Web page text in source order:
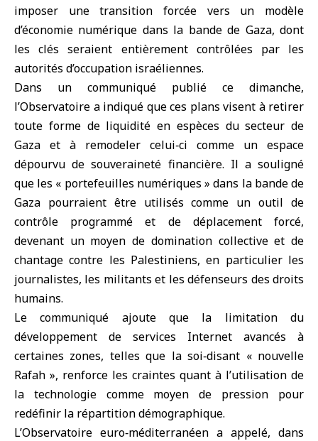
imposer une transition forcée vers un modèle
d’économie numérique dans la bande de Gaza, dont
les clés seraient entièrement contrôlées par les
autorités d’occupation israéliennes.
Dans un communiqué publié ce dimanche,
l’Observatoire a indiqué que ces plans visent à retirer
toute forme de liquidité en espèces du secteur de
Gaza et à remodeler celui‑ci comme un espace
dépourvu de souveraineté financière. Il a souligné
que les « portefeuilles numériques » dans la bande de
Gaza pourraient être utilisés comme un outil de
contrôle programmé et de déplacement forcé,
devenant un moyen de domination collective et de
chantage contre les Palestiniens, en particulier les
journalistes, les militants et les défenseurs des droits
humains.
Le communiqué ajoute que la limitation du
développement de services Internet avancés à
certaines zones, telles que la soi‑disant « nouvelle
Rafah », renforce les craintes quant à l’utilisation de
la technologie comme moyen de pression pour
redéfinir la répartition démographique.
L’Observatoire euro‑méditerranéen a appelé, dans